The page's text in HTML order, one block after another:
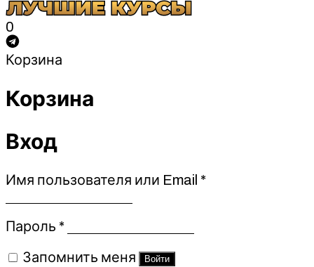
0
Корзина
Корзина
Вход
Имя пользователя или Email *Обязательно
Пароль *Обязательно
Запомнить меня Войти